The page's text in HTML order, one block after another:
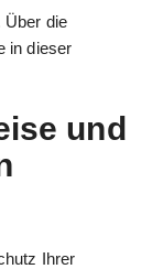
Über die
in dieser
und
Ihrer